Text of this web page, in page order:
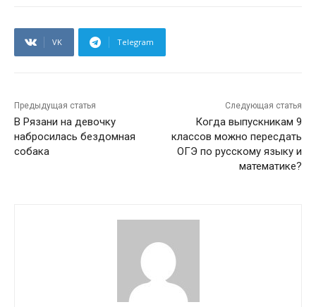
VK Telegram
Предыдущая статья
В Рязани на девочку
набросилась бездомная
собака
Следующая статья
Когда выпускникам 9
классов можно пересдать
ОГЭ по русскому языку и
математике?